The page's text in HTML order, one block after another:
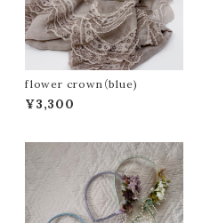
flower crown（blue)
¥3,300